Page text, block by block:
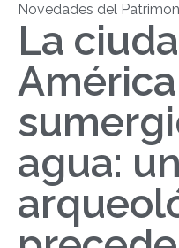
Novedades del
La
agua: